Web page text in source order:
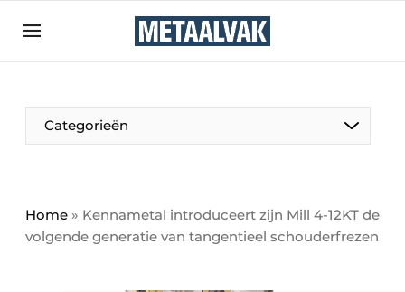
Bedrijven
Contact
Eigen content aanleveren
Evenement aanmelden
Categorieën
Home » Kennametal introduceert zijn Mill 4-12KT de
volgende generatie van tangentieel schouderfrezen